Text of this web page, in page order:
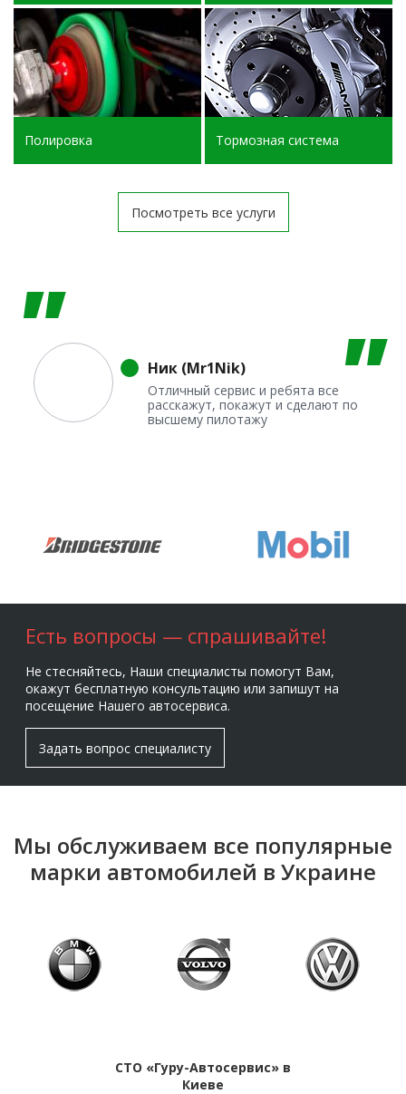
Полировка Тормозная система
Посмотреть все услуги
Ник (Mr1Nik)
Отличный сервис и ребята все
расскажут, покажут и сделают по
высшему пилотажу
Есть вопросы — спрашивайте!
Не стесняйтесь, Наши специалисты помогут Вам,
окажут бесплатную консультацию или запишут на
посещение Нашего автосервиса.
Задать вопрос специалисту
Мы обслуживаем все популярные
марки автомобилей в Украине
СТО «Гуру-Автосервис» в
Киеве